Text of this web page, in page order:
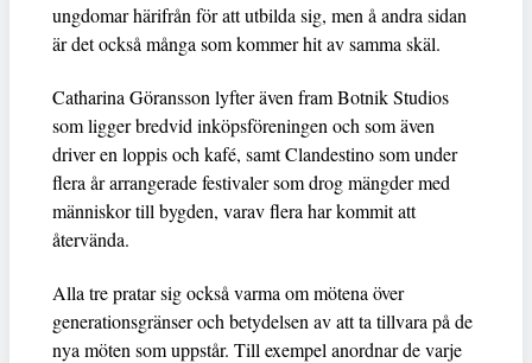
ungdomar härifrån för att utbilda sig, men å andra sidan
är det också många som kommer hit av samma skäl.
Catharina Göransson lyfter även fram Botnik Studios
som ligger bredvid inköpsföreningen och som även
driver en loppis och kafé, samt Clandestino som under
flera år arrangerade festivaler som drog mängder med
människor till bygden, varav flera har kommit att
återvända.
Alla tre pratar sig också varma om mötena över
generationsgränser och betydelsen av att ta tillvara på de
nya möten som uppstår. Till exempel anordnar de varje